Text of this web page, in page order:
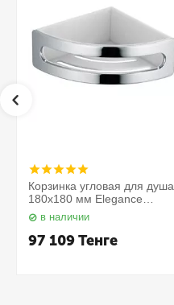
Корзинка угловая для душа
180х180 мм Elegance
11657010000 Keuco
в наличии
97 109Тенге